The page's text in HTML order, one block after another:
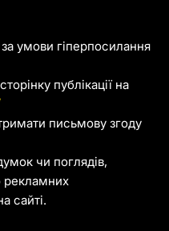
умови гіперпосилання
публікації на
письмову згоду
чи поглядів,
рекламних
сайті.